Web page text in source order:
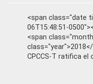
<span class="date
06T15:48:51-
<span
CPCCS-T ratifica el